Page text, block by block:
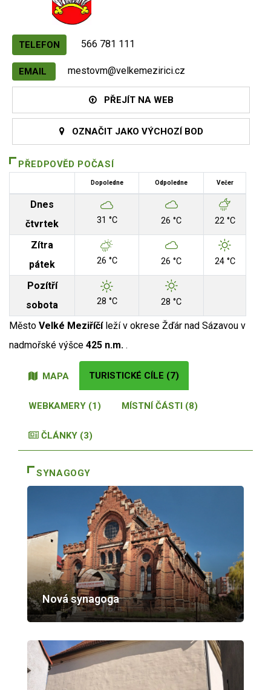
TELEFON 566 781 111
EMAIL mestovm@velkemezirici.cz
PŘEJÍT NA WEB
OZNAČIT JAKO VÝCHOZÍ BOD
PŘEDPOVĚD POČASÍ
Dopoledne Odpoledne Večer
Dnes
čtvrtek
31 °C 26 °C 22 °C
Zítra
pátek
26 °C 26 °C 24 °C
Pozítří
sobota
28 °C 28 °C
Město Velké Meziříčíleží v okrese Žďár nad Sázavou v
nadmořské výšce 425 n.m. .
MAPA TURISTICKÉ CÍLE (7)
WEBKAMERY (1) MÍSTNÍ ČÁSTI (8)
ČLÁNKY (3)
SYNAGOGY
Nová synagoga